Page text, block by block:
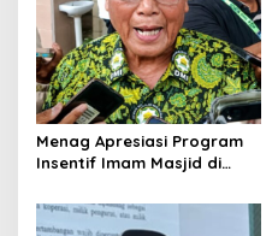
Menag Apresiasi Program
Insentif Imam Masjid di
Model Nasional